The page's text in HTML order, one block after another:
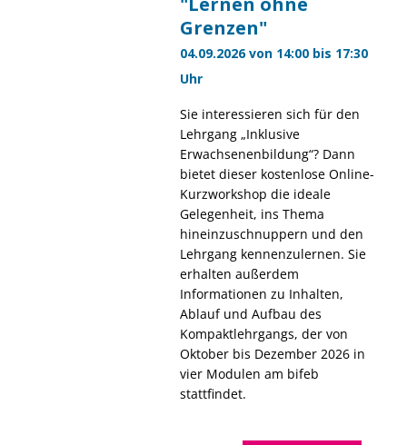
Grenzen"
04.09.2026 von 14:00 bis 17:30
Uhr
Sie interessieren sich für den
Lehrgang „Inklusive
Erwachsenenbildung“? Dann
bietet dieser kostenlose Online-
Kurzworkshop die ideale
Gelegenheit, ins Thema
hineinzuschnuppern und den
Lehrgang kennenzulernen. Sie
erhalten außerdem
Informationen zu Inhalten,
Ablauf und Aufbau des
Kompaktlehrgangs, der von
Oktober bis Dezember 2026 in
vier Modulen am bifeb
stattfindet.